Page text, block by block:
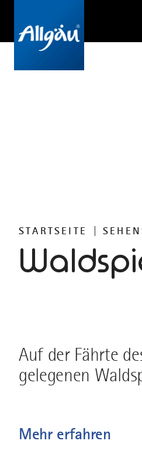
STARTSEITE
Auf der Fährte
gelegenen
Mehr erfahren